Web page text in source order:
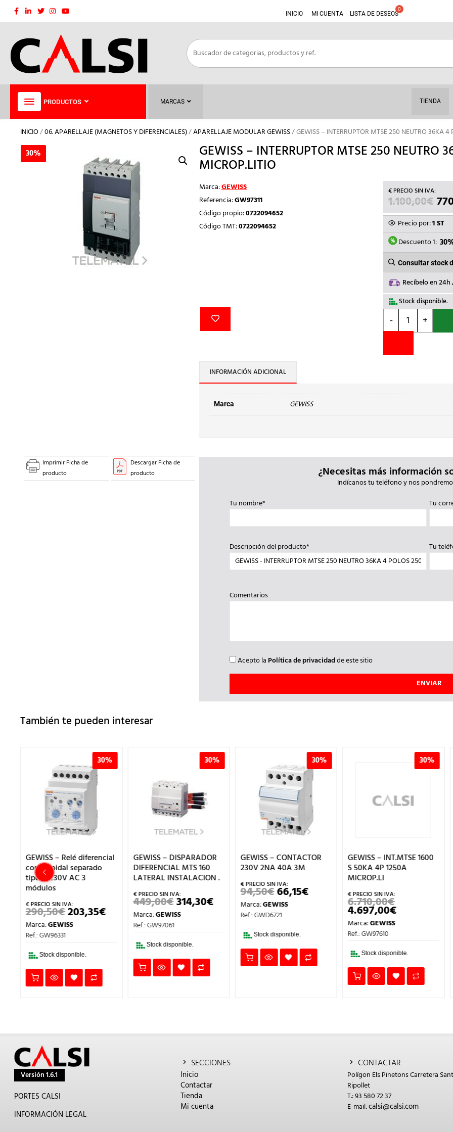
Saltar
INICIO MI CUENTA LISTA DE DESEOS
PRODUCTOS MARCAS TIENDA
INICIO/06. APARELLAJE (MAGNETOS Y DIFERENCIALES)/APARELLAJE MODULAR GEWISS/ GEWISS – INTERRUPTOR MTSE 250 NEUTRO 36KA
30% GEWISS – INTERRUPTOR MTSE 250 NEUTRO
MICROP.LITIO
Marca:GEWISS
Referencia:GW97311
Código propio:0722094652
Código TMT:0722094652
1.100,00€ EL
Precio por:1 ST
Descuento 1:
Consultar stock
Recíbelo en
Stock disponible.
-
GEWISS
INTERRUPTOR
250
+
INFORMACIÓN ADICIONAL
Marca GEWISS
30%
Imprimir Ficha de
producto
Descargar Ficha de
producto
¿Necesitas más información
Indícanos tu teléfono y nos
Tu nombre*
Tu
Descripción del producto* Tu
Comentarios
Acepto la Política de privacidadde este sitio
También te pueden interesar
30%
GEWISS – Relé diferencial
con toroidal separado
tipo A 230V AC 3
módulos
290,50€EL
PRECIO
ORIGINAL
203,35€EL
PRECIO
ACTUAL
203,35€.
Marca:GEWISS
Ref.: GW96331
Stock disponible.
30%
GEWISS – DISPARADOR
DIFERENCIAL MTS 160
LATERAL INSTALACION .
449,00€EL
PRECIO
ORIGINAL
314,30€EL
PRECIO
ACTUAL
314,30€.
Marca:GEWISS
Ref.: GW97061
Stock disponible.
30%
GEWISS – CONTACTOR
230V 2NA 40A 3M
94,50€EL
PRECIO
ORIGINAL
ERA:
66,15€EL
PRECIO
Marca:GEWISS
Ref.: GWD6721
Stock disponible.
30%
GEWISS – INT.MTSE 1600
S 50KA 4P 1250A
MICROP.LI
6.710,00€EL
PRECIO
ORIGINAL
ERA:
4.697,00€EL
PRECIO
Marca:GEWISS
Ref.: GW97610
Stock disponible.
Versión 1.6.1
PORTES CALSI
INFORMACIÓN LEGAL
SECCIONES
Inicio
Contactar
Tienda
Mi cuenta
CONTACTAR
Polígon Els Pinetons Carretera
Ripollet
T.: 93 580 72 37
E-mail:calsi@calsi.com